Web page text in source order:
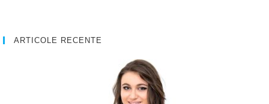
ARTICOLE RECENTE